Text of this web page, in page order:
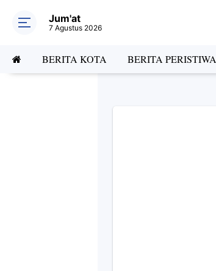
Jum'at
7 Agustus 2026
BERITA KOTA BERITA PERISTIWA